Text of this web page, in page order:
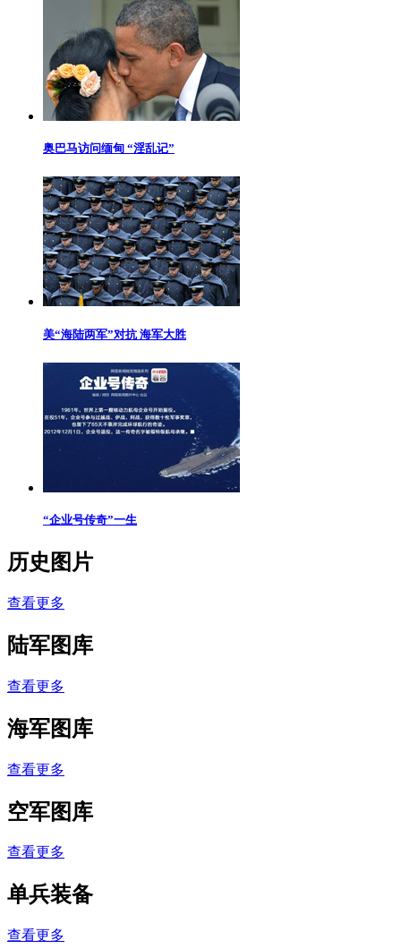
奥巴马访问缅甸 “淫乱记”
美“海陆两军”对抗 海军大胜
“企业号传奇”一生
历史图片
查看更多
陆军图库
查看更多
海军图库
查看更多
空军图库
查看更多
单兵装备
查看更多